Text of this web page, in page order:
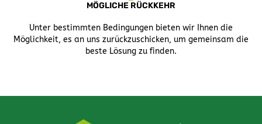
MÖGLICHE RÜCKKEHR
Unter bestimmten Bedingungen bieten wir Ihnen die
Möglichkeit, es an uns zurückzuschicken, um gemeinsam die
beste Lösung zu finden.